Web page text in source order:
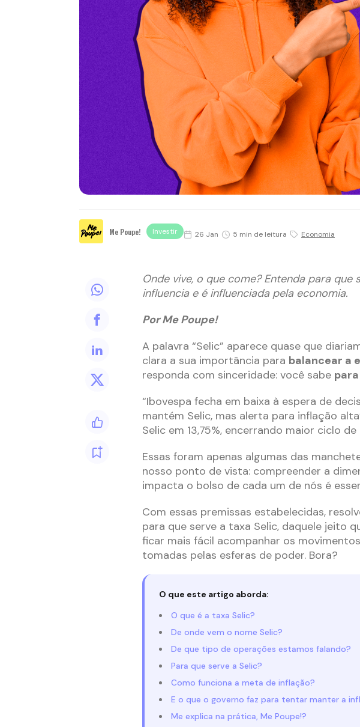
Me Poupe! Investir 26 Jan 5 min de leitura Economia
Onde vive, o que come? Entenda para que
influencia e é influenciada pela economia.
Por Me Poupe!
A palavra “Selic” aparece quase que
clara a sua importância para balancear a
responda com sinceridade: você sabe
“Ibovespa fecha em baixa à espera de
mantém Selic, mas alerta para inflação
Selic em 13,75%, encerrando maior ciclo de
Essas foram apenas algumas das
nosso ponto de vista: compreender a
impacta o bolso de cada um de nós é
Com essas premissas estabelecidas,
para que serve a taxa Selic, daquele jeito
ficar mais fácil acompanhar os
tomadas pelas esferas de poder. Bora?
O que este artigo aborda:
O que é a taxa Selic?
De onde vem o nome Selic?
De que tipo de operações estamos falando?
Para que serve a Selic?
Como funciona a meta de inflação?
E o que o governo faz para tentar manter a
Me explica na prática, Me Poupe!?